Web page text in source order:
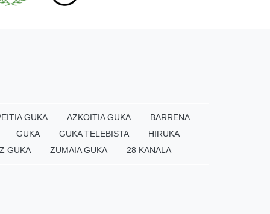
GUKA AZKOITIA GUKA
BARRENA
GUKA
GUKA TELEBISTA
HIRUKA
GUKA
ZUMAIA GUKA 28 KANALA